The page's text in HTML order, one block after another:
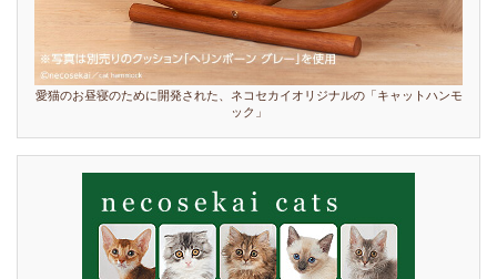
愛猫のお昼寝のために開発された、ネコセカイオリジナルの「キャットハンモ
ック」